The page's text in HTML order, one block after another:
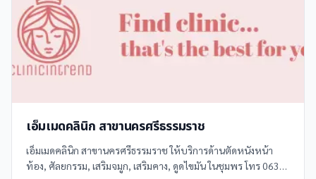
เอ็มเมดคลินิก สาขานครศรีธรรมราช
เอ็มเมดคลินิก สาขานครศรีธรรมราช ให้บริการด้านตัดหนังหน้า
ท้อง, ศัลยกรรม, เสริมจมูก, เสริมคาง, ดูดไขมัน ในชุมพร โทร 063